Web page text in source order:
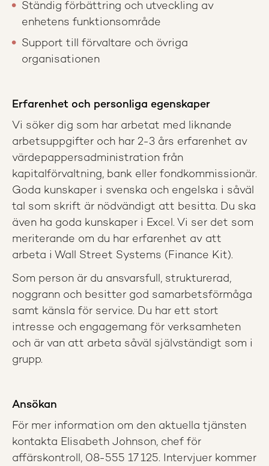
Ständig förbättring och utveckling av
enhetens funktionsområde
Support till förvaltare och övriga
organisationen
Erfarenhet och personliga egenskaper
Vi söker dig som har arbetat med liknande
arbetsuppgifter och har 2-3 års erfarenhet av
värdepappersadministration från
kapitalförvaltning, bank eller fondkommissionär.
Goda kunskaper i svenska och engelska i såväl
tal som skrift är nödvändigt att besitta. Du ska
även ha goda kunskaper i Excel. Vi ser det som
meriterande om du har erfarenhet av att
arbeta i Wall Street Systems (Finance Kit).
Som person är du ansvarsfull, strukturerad,
noggrann och besitter god samarbetsförmåga
samt känsla för service. Du har ett stort
intresse och engagemang för verksamheten
och är van att arbeta såväl självständigt som i
grupp.
Ansökan
För mer information om den aktuella tjänsten
kontakta Elisabeth Johnson, chef för
affärskontroll, 08-555 17 125. Intervjuer kommer